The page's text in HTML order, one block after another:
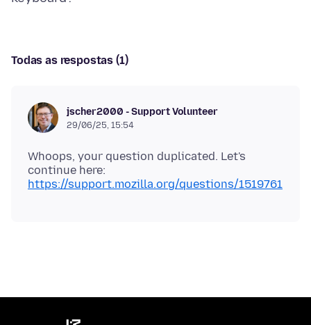
Todas as respostas (1)
jscher2000 - Support Volunteer
29/06/25, 15:54
Whoops, your question duplicated. Let's
continue here:
https://support.mozilla.org/questions/1519761